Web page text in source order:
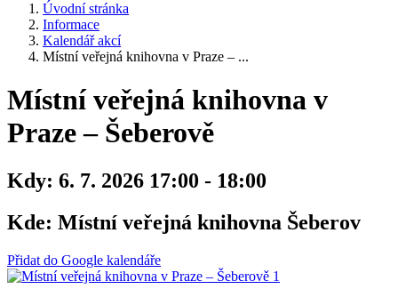
Úvodní stránka
Informace
Kalendář akcí
Místní veřejná knihovna v Praze – ...
Místní veřejná knihovna v
Praze – Šeberově
Kdy: 6. 7. 2026 17:00 - 18:00
Kde: Místní veřejná knihovna Šeberov
Přidat do Google kalendáře